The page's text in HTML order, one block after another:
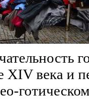
XIV века и